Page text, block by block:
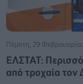
Πέμπτη, 29
ΕΛΣΤΑΤ:
από τροχαία τον